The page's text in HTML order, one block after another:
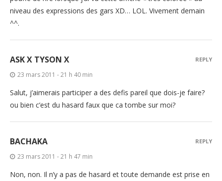
niveau des expressions des gars XD… LOL. Vivement demain
^^.
ASK X TYSON X
23 mars 2011 - 21 h 40 min
Salut, j’aimerais participer a des defis pareil que dois-je faire?
ou bien c’est du hasard faux que ca tombe sur moi?
REPLY
BACHAKA
23 mars 2011 - 21 h 47 min
Non, non. Il n’y a pas de hasard et toute demande est prise en
REPLY